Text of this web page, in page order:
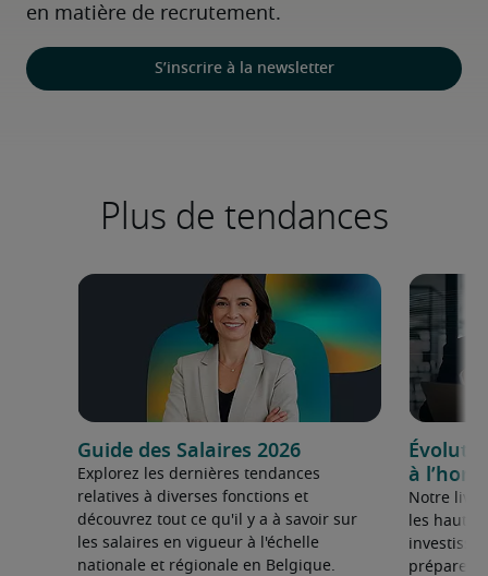
en matière de recrutement.
S’inscrire à la newsletter
Plus de tendances
Guide des Salaires 2026
Explorez les dernières tendances
relatives à diverses fonctions et
découvrez tout ce qu'il y a à savoir sur
les salaires en vigueur à l'échelle
nationale et régionale en Belgique.
à
Notre
les hauts
préparent